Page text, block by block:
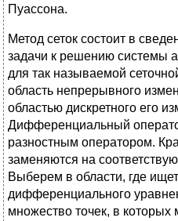
Пуассона.
Метод сеток состоит в
задачи к решению системы
для так называемой
область непрерывного
областью дискретного его
Дифференциальный
разностным оператором.
заменяются на
Выберем в области, где
дифференциального
множество точек, в